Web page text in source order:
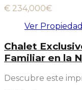
€ 234,000€
Ver Propiedad
Chalet
Familiar en la
Descubre este